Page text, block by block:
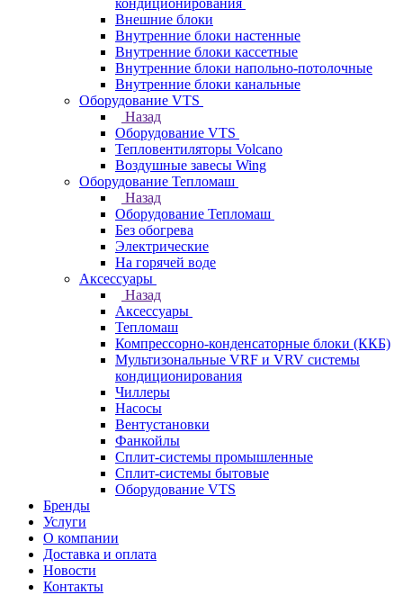
кондиционирования
Внешние блоки
Внутренние блоки настенные
Внутренние блоки кассетные
Внутренние блоки напольно-потолочные
Внутренние блоки канальные
Оборудование VTS
Назад
Оборудование VTS
Тепловентиляторы Volcano
Воздушные завесы Wing
Оборудование Тепломаш
Назад
Оборудование Тепломаш
Без обогрева
Электрические
На горячей воде
Аксессуары
Назад
Аксессуары
Тепломаш
Компрессорно-конденсаторные блоки (ККБ)
Мультизональные VRF и VRV системы
кондиционирования
Чиллеры
Насосы
Вентустановки
Фанкойлы
Сплит-системы промышленные
Сплит-системы бытовые
Оборудование VTS
Бренды
Услуги
О компании
Доставка и оплата
Новости
Контакты